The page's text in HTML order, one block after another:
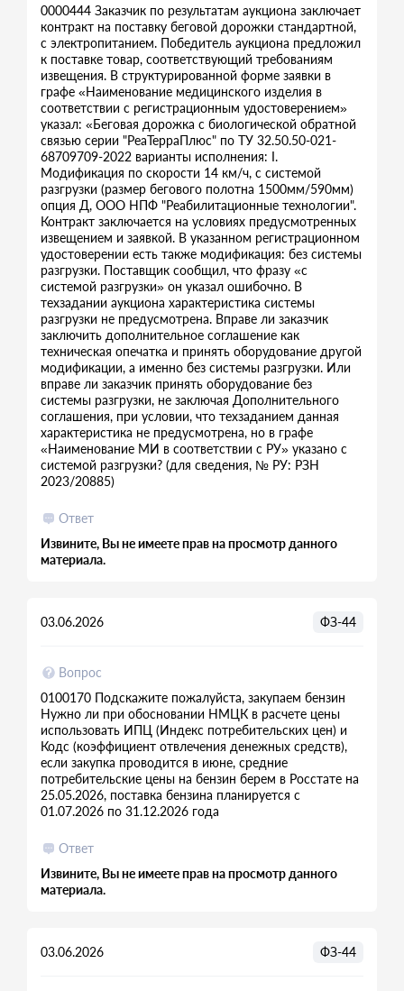
0000444 Заказчик по результатам аукциона заключает
контракт на поставку беговой дорожки стандартной,
с электропитанием. Победитель аукциона предложил
к поставке товар, соответствующий требованиям
извещения. В структурированной форме заявки в
графе «Наименование медицинского изделия в
соответствии с регистрационным удостоверением»
указал: «Беговая дорожка с биологической обратной
связью серии "РеаТерраПлюс" по ТУ 32.50.50-021-
68709709-2022 варианты исполнения: I.
Модификация по скорости 14 км/ч, с системой
разгрузки (размер бегового полотна 1500мм/590мм)
опция Д, ООО НПФ "Реабилитационные технологии".
Контракт заключается на условиях предусмотренных
извещением и заявкой. В указанном регистрационном
удостоверении есть также модификация: без системы
разгрузки. Поставщик сообщил, что фразу «с
системой разгрузки» он указал ошибочно. В
техзадании аукциона характеристика системы
разгрузки не предусмотрена. Вправе ли заказчик
заключить дополнительное соглашение как
техническая опечатка и принять оборудование другой
модификации, а именно без системы разгрузки. Или
вправе ли заказчик принять оборудование без
системы разгрузки, не заключая Дополнительного
соглашения, при условии, что техзаданием данная
характеристика не предусмотрена, но в графе
«Наименование МИ в соответствии с РУ» указано с
системой разгрузки? (для сведения, № РУ: РЗН
2023/20885)
Ответ
Извините, Вы не имеете прав на просмотр данного
материала.
Вопрос
0100170 Подскажите пожалуйста, закупаем бензин
Нужно ли при обосновании НМЦК в расчете цены
использовать ИПЦ (Индекс потребительских цен) и
Кодс (коэффициент отвлечения денежных средств),
если закупка проводится в июне, средние
потребительские цены на бензин берем в Росстате на
25.05.2026, поставка бензина планируется с
01.07.2026 по 31.12.2026 года
Ответ
Извините, Вы не имеете прав на просмотр данного
материала.
03.06.2026 ФЗ-44
03.06.2026 ФЗ-44